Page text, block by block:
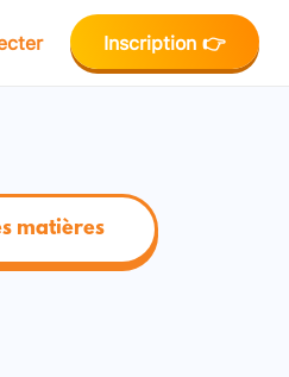
Inscription 👉
matières